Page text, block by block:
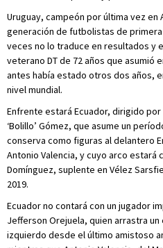
Uruguay, campeón por última vez en
generación de futbolistas de
veces no lo traduce en resultados y
veterano DT de 72 años que asumió
antes había estado otros dos años,
nivel mundial.
Enfrente estará Ecuador, dirigido por
‘Bolillo’ Gómez, que asume un
conserva como figuras al delantero
Antonio Valencia, y cuyo arco estará
Domínguez, suplente en Vélez
2019.
Ecuador no contará con un jugador
Jefferson Orejuela, quien arrastra un
izquierdo desde el último amistoso